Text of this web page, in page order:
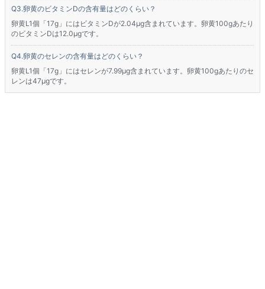
卵黄のビタミンDの含有量はどのくらい？
卵黄L1個「17g」にはビタミンDが2.04μg含まれています。卵黄100gあたり
のビタミンDは12.0μgです。
卵黄のセレンの含有量はどのくらい？
卵黄L1個「17g」にはセレンが7.99μg含まれています。卵黄100gあたりのセ
レンは47μgです。